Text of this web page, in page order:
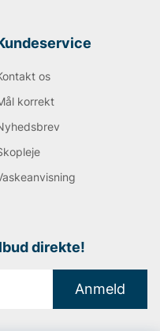
os
korrekt
direkte!
Anmeld